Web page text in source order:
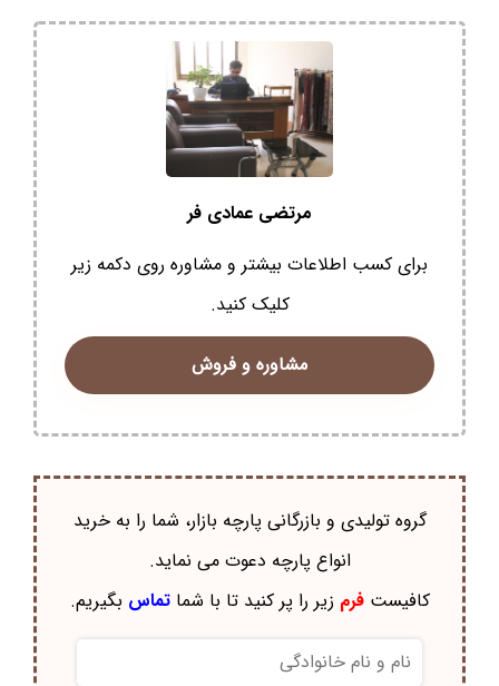
مرتضی عمادی فر
برای کسب اطلاعات بیشتر و مشاوره روی دکمه زیر
کلیک کنید.
مشاوره و فروش
گروه تولیدی و بازرگانی پارچه بازار، شما را به خرید
انواع پارچه دعوت می نماید.
کافیستفرم زیر را پر کنید تا با شماتماس بگیریم.